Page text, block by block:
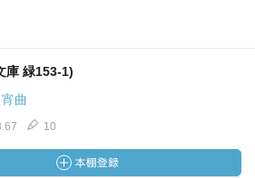
庫 緑153-1)
曲
10